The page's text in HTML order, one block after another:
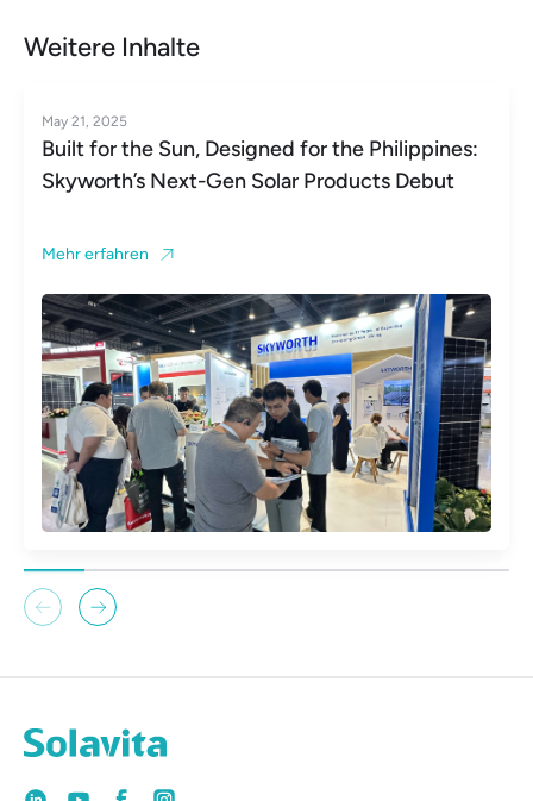
Weitere Inhalte
May 21, 2025
Built for the Sun, Designed for the Philippines:
Skyworth’s Next-Gen Solar Products Debut
Mehr erfahren